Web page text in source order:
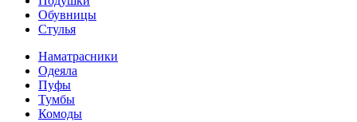
Обувницы
Стулья
Наматрасники
Одеяла
Пуфы
Тумбы
Комоды